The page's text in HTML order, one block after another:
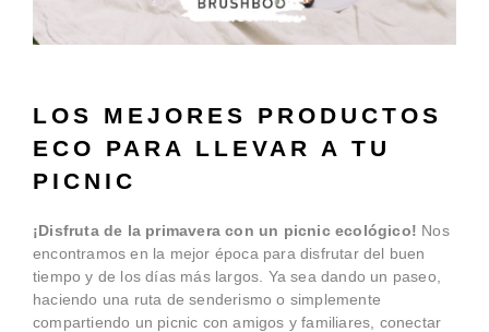
LOS MEJORES PRODUCTOS
ECO PARA LLEVAR A TU
PICNIC
¡Disfruta de la primavera con un picnic ecológico! Nos
encontramos en la mejor época para disfrutar del buen
tiempo y de los días más largos. Ya sea dando un paseo,
haciendo una ruta de senderismo o simplemente
compartiendo un picnic con amigos y familiares, conectar